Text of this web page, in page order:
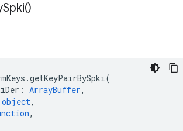
Spki()
.getKeyPairBySpki(
: ArrayBuffer,
object,
,